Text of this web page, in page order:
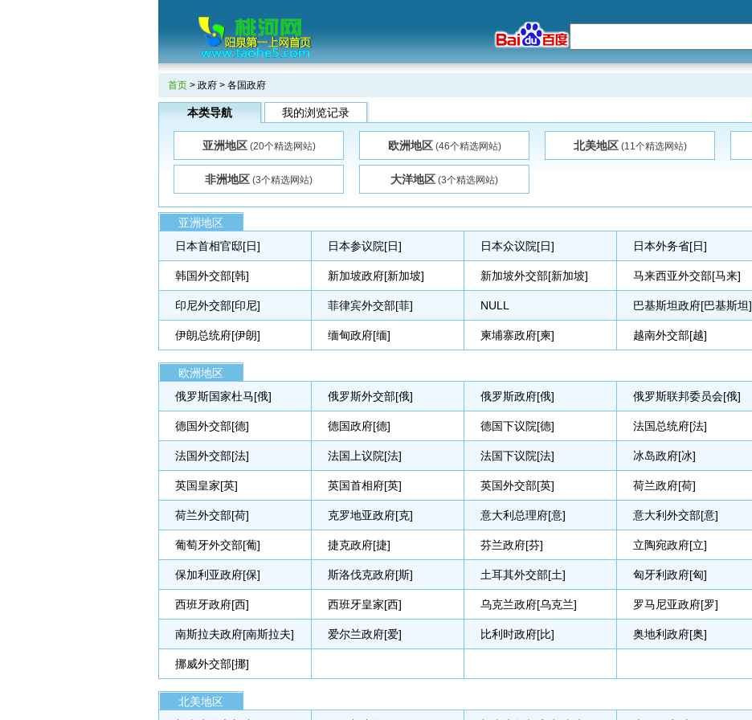
首页 > 政府 > 各国政府
本类导航 我的浏览记录
亚洲地区(20个精选网站) 欧洲地区(46个精选网站) 北美地区(11个精选网站)
非洲地区 (3个精选网站) 大洋地区 (3个精选网站)
亚洲地区
日本首相官邸[日]
日本参议院[日] 日本众议院[日] 日本外务省[日]
韩国外交部[韩] 新加坡政府[新加坡] 新加坡外交部[新加坡] 马来西亚外交部[马来]
印尼外交部[印尼] 菲律宾外交部[菲] NULL 巴基斯坦政府[巴基斯坦]
伊朗总统府[伊朗] 缅甸政府[缅] 柬埔寨政府[柬] 越南外交部[越]
欧洲地区
俄罗斯国家杜马[俄]
俄罗斯外交部[俄] 俄罗斯政府[俄] 俄罗斯联邦委员会[俄]
德国外交部[德] 德国政府[德] 德国下议院[德] 法国总统府[法]
法国外交部[法] 法国上议院[法] 法国下议院[法] 冰岛政府[冰]
英国皇家[英] 英国首相府[英] 英国外交部[英] 荷兰政府[荷]
荷兰外交部[荷] 克罗地亚政府[克] 意大利总理府[意] 意大利外交部[意]
葡萄牙外交部[葡] 捷克政府[捷] 芬兰政府[芬] 立陶宛政府[立]
保加利亚政府[保] 斯洛伐克政府[斯] 土耳其外交部[土] 匈牙利政府[匈]
西班牙政府[西] 西班牙皇家[西] 乌克兰政府[乌克兰] 罗马尼亚政府[罗]
南斯拉夫政府[南斯拉夫] 爱尔兰政府[爱] 比利时政府[比] 奥地利政府[奥]
挪威外交部[挪]
北美地区